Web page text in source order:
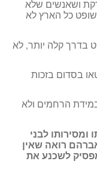
ושאנשים שלא
כל הארץ לא
בדרך קלה יותר, לא
בסדום בזכות
הרחמים ולא
לבני
רואה שאין
מפסיק לשכנע את